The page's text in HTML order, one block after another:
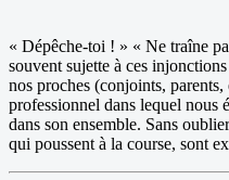
« Dépêche-toi ! » « Ne traîne
souvent sujette à ces
nos proches (conjoints,
professionnel dans lequel nous
dans son ensemble. Sans
qui poussent à la course, sont